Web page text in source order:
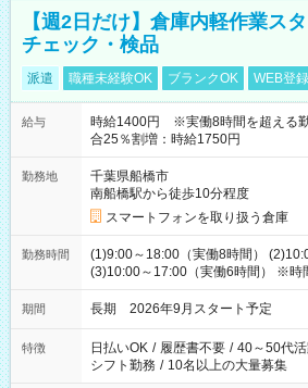
【週2日だけ】倉庫内軽作業ス
チェック・検品
派遣 職種未経験OK ブランクOK WEB登
給与
時給1400円 ※実働8時間を超える
合25％割増：時給1750円
勤務地
千葉県船橋市
南船橋駅から徒歩10分程度
スマートフォンを取り扱う倉庫
勤務時間
(1)9:00～18:00（実働8時間）
(3)10:00～17:00（実働6時間） ※
期間 長期 2026年9月スタート予定
特徴 日払いOK / 履歴書不要 / 40～50代
シフト勤務 / 10名以上の大量募集